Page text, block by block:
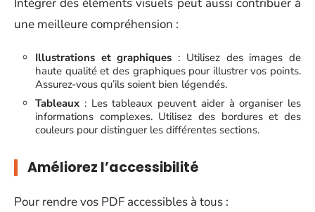
une meilleure compréhension :
Illustrations et graphiques : Utilisez des images de
haute qualité et des graphiques pour illustrer vos points.
Assurez-vous qu’ils soient bien légendés.
Tableaux : Les tableaux peuvent aider à organiser les
informations complexes. Utilisez des bordures et des
couleurs pour distinguer les différentes sections.
Améliorez l’accessibilité
Pour rendre vos PDF accessibles à tous :